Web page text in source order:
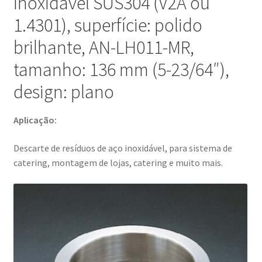
de
lojas,
catering
e
muito
mais,
por
Sugatsune
LAMP®
(Japão)
1.4301), superfície: polido
brilhante, AN-LH011-MR,
tamanho: 136 mm (5-23/64″),
design: plano
Aplicação:
Descarte de resíduos de aço inoxidável, para sistema de
catering, montagem de lojas, catering e muito mais.